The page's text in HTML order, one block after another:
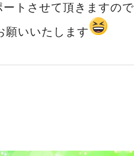
ートさせて頂きますので
願いいたします